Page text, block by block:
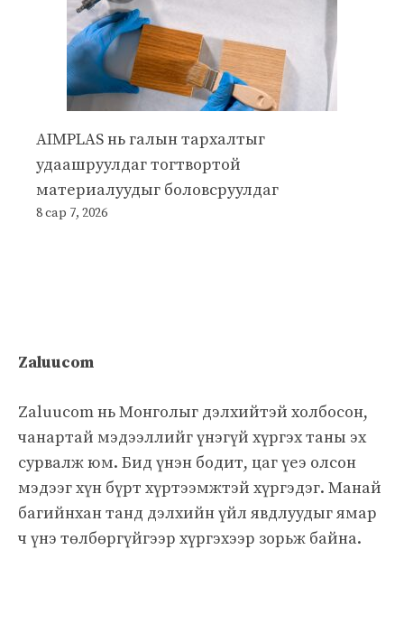
AIMPLAS нь галын тархалтыг
удаашруулдаг тогтвортой
материалуудыг боловсруулдаг
8 сар 7, 2026
Zaluucom
Zaluucom нь Монголыг дэлхийтэй холбосон,
чанартай мэдээллийг үнэгүй хүргэх таны эх
сурвалж юм. Бид үнэн бодит, цаг үеэ олсон
мэдээг хүн бүрт хүртээмжтэй хүргэдэг. Манай
багийнхан танд дэлхийн үйл явдлуудыг ямар
ч үнэ төлбөргүйгээр хүргэхээр зорьж байна.